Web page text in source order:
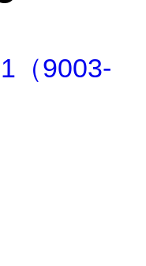
（9003-